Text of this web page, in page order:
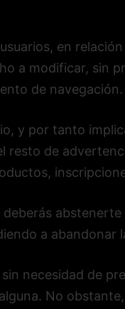
en
a modificar, sin
de navegación.
y por tanto
resto de
a abandonar
necesidad de
No